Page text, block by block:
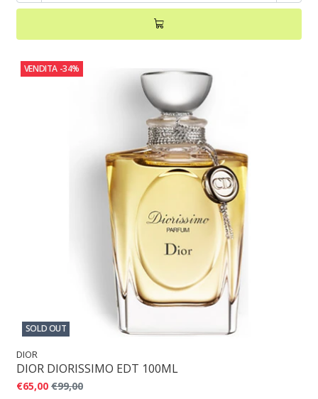
VENDITA -34%
SOLD OUT
DIOR
DIOR DIORISSIMO EDT 100ML
€65,00 €99,00